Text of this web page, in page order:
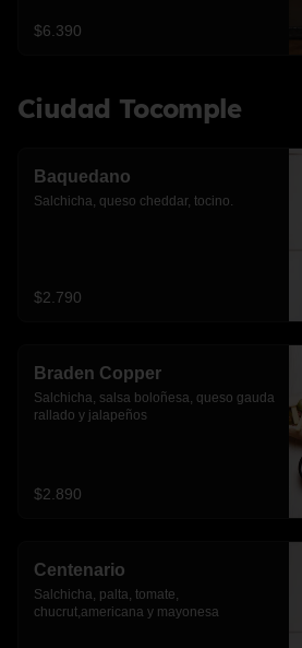
$6.390
Ciudad Tocomple
Baquedano
Salchicha, queso cheddar, tocino.
$2.790
Braden Copper
Salchicha, salsa boloñesa, queso gauda
rallado y jalapeños
$2.890
Centenario
Salchicha, palta, tomate,
chucrut,americana y mayonesa